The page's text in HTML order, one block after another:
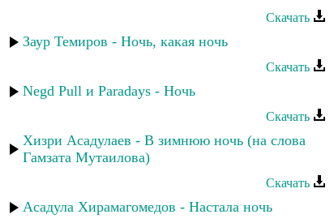
Скачать
Заур Темиров - Ночь, какая ночь
Скачать
Negd Pull и Paradays - Ночь
Скачать
Хизри Асадулаев - В зимнюю ночь (на слова
Гамзата Мутаилова)
Скачать
Асадула Хирамагомедов - Настала ночь